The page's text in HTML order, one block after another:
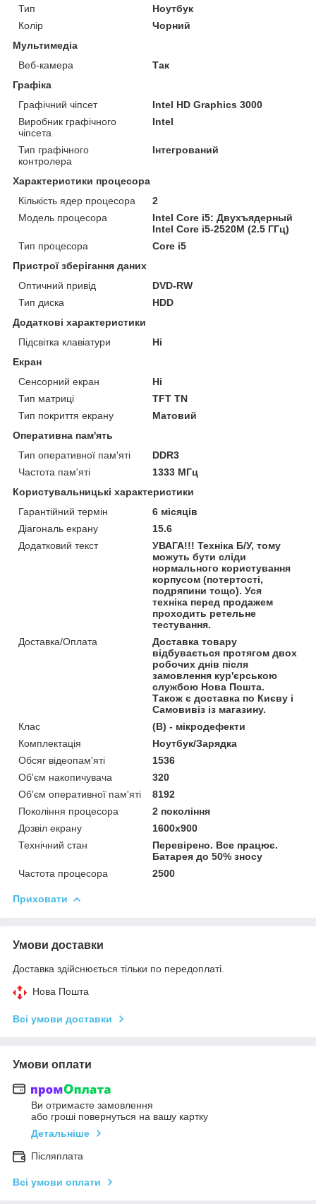
Тип
Ноутбук
Колір
Чорний
Мультимедіа
Веб-камера
Так
Графіка
Графічний чіпсет
Intel HD Graphics 3000
Виробник графічного
чіпсета
Intel
Тип графічного
контролера
Інтегрований
Характеристики процесора
Кількість ядер процесора
2
Модель процесора
Intel Core i5: Двухъядерный
Intel Core i5-2520M (2.5 ГГц)
Тип процесора
Core i5
Пристрої зберігання даних
Оптичний привід
DVD-RW
Тип диска
HDD
Додаткові характеристики
Підсвітка клавіатури
Ні
Екран
Сенсорний екран
Ні
Тип матриці
TFT TN
Тип покриття екрану
Матовий
Оперативна пам'ять
Тип оперативної пам'яті
DDR3
Частота пам'яті
1333 МГц
Користувальницькі характеристики
Гарантійний термін
6 місяців
Діагональ екрану
15.6
Додатковий текст
УВАГА!!! Техніка Б/У, тому
можуть бути сліди
нормального користування
корпусом (потертості,
подряпини тощо). Уся
техніка перед продажем
проходить ретельне
тестування.
Доставка/Оплата
Доставка товару
відбувається протягом двох
робочих днів після
замовлення кур'єрською
службою Нова Пошта.
Також є доставка по Києву і
Самовивіз із магазину.
Клас
(В) - мікродефекти
Комплектація
Ноутбук/Зарядка
Обсяг відеопам'яті
1536
Об'єм накопичувача
320
Об'єм оперативної пам'яті
8192
Покоління процесора
2 покоління
Дозвіл екрану
1600x900
Технічний стан
Перевірено. Все працює.
Батарея до 50% зносу
Частота процесора
2500
Приховати
Умови доставки
Доставка здійснюється тільки по передоплаті.
Нова Пошта
Всі умови доставки
Умови оплати
Ви отримаєте замовлення
або гроші повернуться на вашу картку
Детальніше
Післяплата
Всі умови оплати